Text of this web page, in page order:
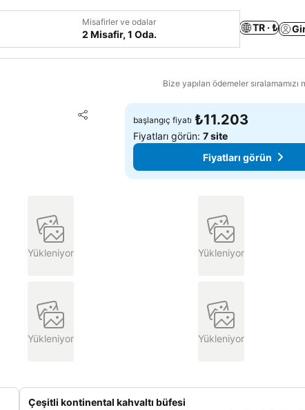
Misafirler ve odalar
2 Misafir, 1 Oda.
TR · ₺
Bize yapılan ödemeler sıralamamızı
Paylaş
Favorilerime ekle
başlangıç fiyatı ₺11.203
Fiyatları görün:7 site
Fiyatları görün
Yükleniyor Yükleniyor
Yükleniyor Yükleniyor
Çeşitli kontinental kahvaltı büfesi